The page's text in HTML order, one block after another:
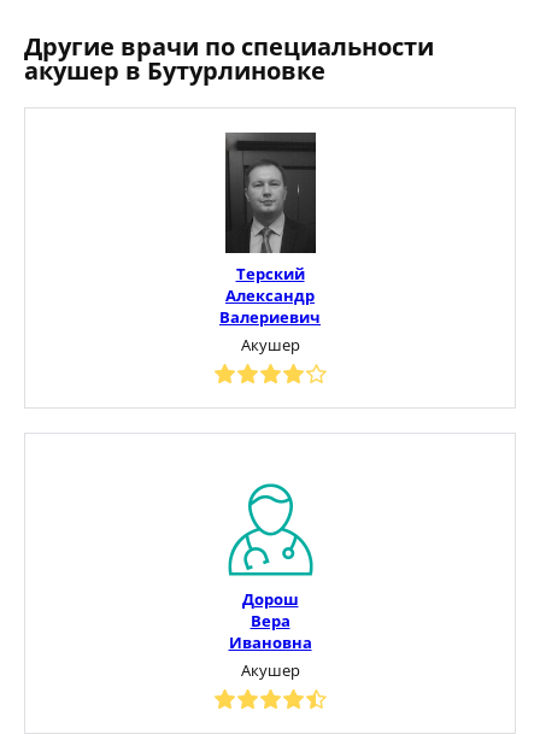
Другие врачи по специальности
акушер в Бутурлиновке
Терский
Александр
Валериевич
Акушер
Дорош
Вера
Ивановна
Акушер